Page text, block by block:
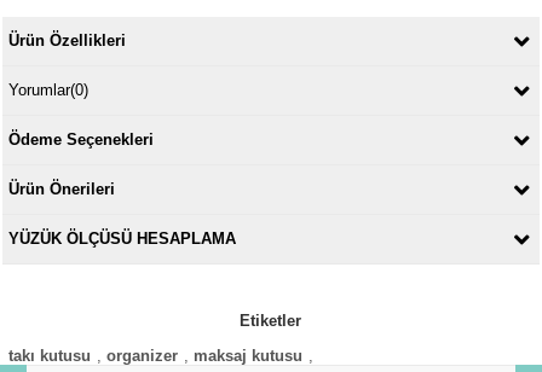
Ürün Özellikleri
Yorumlar(0)
Ödeme Seçenekleri
Ürün Önerileri
YÜZÜK ÖLÇÜSÜ HESAPLAMA
Etiketler
takı kutusu
organizer maksaj kutusu